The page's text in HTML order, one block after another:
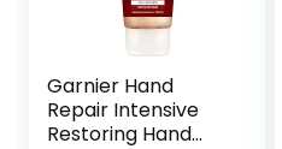
Garnier Hand
Repair Intensive
Restoring Hand